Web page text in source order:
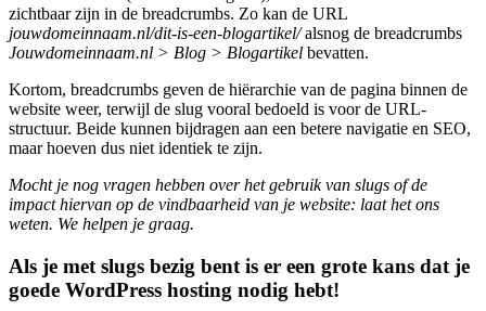
zichtbaar zijn in de breadcrumbs. Zo kan de URL
jouwdomeinnaam.nl/dit-is-een-blogartikel/alsnog de breadcrumbs
Jouwdomeinnaam.nl > Blog > Blogartikel bevatten.
Kortom, breadcrumbs geven de hiërarchie van de pagina binnen de
website weer, terwijl de slug vooral bedoeld is voor de URL-
structuur. Beide kunnen bijdragen aan een betere navigatie en SEO,
maar hoeven dus niet identiek te zijn.
Mocht je nog vragen hebben over het gebruik van slugs of de
impact hiervan op de vindbaarheid van je website: laat het ons
weten. We helpen je graag.
Als je met slugs bezig bent is er een grote kans dat je
goede WordPress hosting nodig hebt!